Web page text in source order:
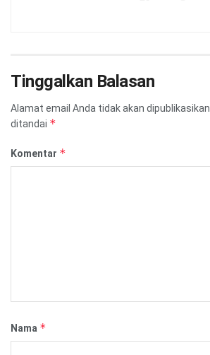
Tinggalkan Balasan
Alamat email Anda tidak akan dipublikasikan.
ditandai *
Komentar *
Nama *